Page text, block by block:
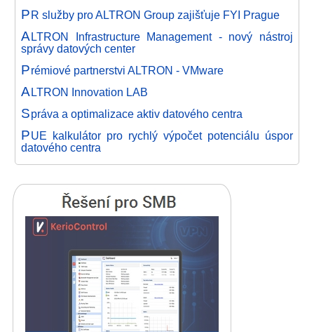
PR služby pro ALTRON Group zajišťuje FYI Prague
ALTRON Infrastructure Management - nový nástroj
správy datových center
Prémiové partnerstvi ALTRON - VMware
ALTRON Innovation LAB
Správa a optimalizace aktiv datového centra
PUE kalkulátor pro rychlý výpočet potenciálu úspor
datového centra